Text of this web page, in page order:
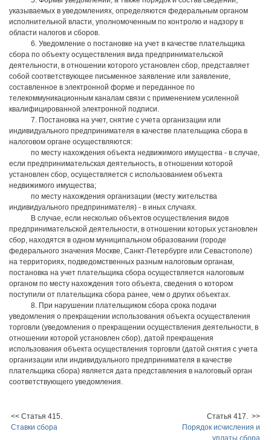
указываемых в уведомлениях, определяются федеральным органом
исполнительной власти, уполномоченным по контролю и надзору в
области налогов и сборов.
6. Уведомление о постановке на учет в качестве плательщика
сбора по объекту осуществления вида предпринимательской
деятельности, в отношении которого установлен сбор, представляет
собой соответствующее письменное заявление или заявление,
составленное в электронной форме и переданное по
телекоммуникационным каналам связи с применением усиленной
квалифицированной электронной подписи.
7. Постановка на учет, снятие с учета организации или
индивидуального предпринимателя в качестве плательщика сбора в
налоговом органе осуществляются:
по месту нахождения объекта недвижимого имущества - в случае,
если предпринимательская деятельность, в отношении которой
установлен сбор, осуществляется с использованием объекта
недвижимого имущества;
по месту нахождения организации (месту жительства
индивидуального предпринимателя) - в иных случаях.
В случае, если несколько объектов осуществления видов
предпринимательской деятельности, в отношении которых установлен
сбор, находятся в одном муниципальном образовании (городе
федерального значения Москве, Санкт-Петербурге или Севастополе)
на территориях, подведомственных разным налоговым органам,
постановка на учет плательщика сбора осуществляется налоговым
органом по месту нахождения того объекта, сведения о котором
поступили от плательщика сбора ранее, чем о других объектах.
8. При нарушении плательщиком сбора срока подачи
уведомления о прекращении использования объекта осуществления
торговли (уведомления о прекращении осуществления деятельности, в
отношении которой установлен сбор), датой прекращения
использования объекта осуществления торговли (датой снятия с учета
организации или индивидуального предпринимателя в качестве
плательщика сбора) является дата представления в налоговый орган
соответствующего уведомления.
<< Статья 415.
Ставки сбора
Статья 417. >>
Порядок исчисления и
уплаты сбора